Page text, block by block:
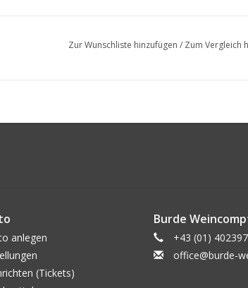
Zur Wunschliste hinzufügen / Zum Vergleich
anlegen
(Tickets)
Burde
+43 (01)
office@burde-